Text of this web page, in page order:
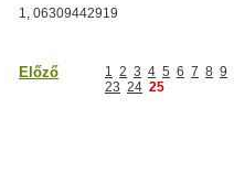
1, 06309442919
Előző 1 2 3 4 5 6 7 8 9
23 24 25